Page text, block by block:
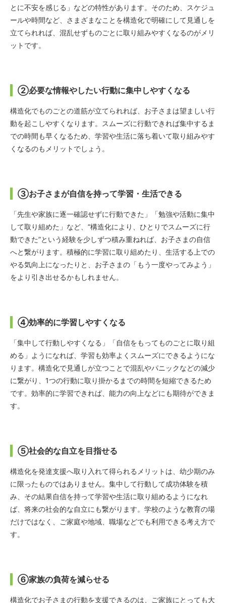
とに不安を感じる」などの特性があります。そのため、スケジュ
ールや時間など、さまざまなことを構造化で明確にして見通しを
立てられれば、混乱せずものごとに取り組みやすくなるのがメリ
ットです。
②必要な情報やしたい行動に集中しやすくなる
構造化でものごとの道筋が立てられれば、お子さまは望ましい行
動を起こしやすくなります。スムーズに行動できれば集中するま
での時間も早くなるため、学習や生活に落ち着いて取り組みやす
くなるのもメリットでしょう。
③お子さまが自信を持って学習・生活できる
「先生や家族に逐一確認せずに行動できた」「勉強や活動に集中
して取り組めた」など、 “構造化により、ひとりでスムーズに行
動できた”という経験を少しずつ積み重ねれば、お子さまの自信
へと繋がります。積極的に学習に取り組めたり、生活する上での
やる気向上になったりと、お子さまの「もう一度やってみよう」
をより引き出せるかもしれません。
④効率的に学習しやすくなる
「集中して行動しやすくなる」「自信をもってものごとに取り組
める」ようになれば、学習も効率よくスムーズにできるようにな
ります。構造化で見通しが立つことで混乱やパニックなどの減少
に繋がり、1つの行動に取り掛かるまでの時間を短縮できるため
です。効率的に学習できれば、能力の向上などにも期待ができま
す。
⑤社会的な自立を目指せる
構造化を発達支援へ取り入れて得られるメリットは、幼少期のみ
に限ったものではありません。集中して行動して成功体験を積
み、その結果自信を持って学習や生活に取り組めるようになれ
ば、将来の社会的な自立にも繋がります。学校のような教育の場
だけではなく、ご家庭や地域、職場などでも利用できる考え方で
す。
⑥家族の負荷を減らせる
構造化でお子さまの行動を支援できるのは、ご家族にとっても大